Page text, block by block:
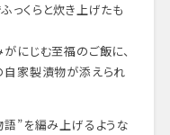
っくらと炊き上げたも
にじむ至福のご飯に、
自家製漬物が添えられ
”を編み上げるような